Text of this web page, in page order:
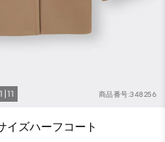
商品番号:348256
1 11
イズハーフコート